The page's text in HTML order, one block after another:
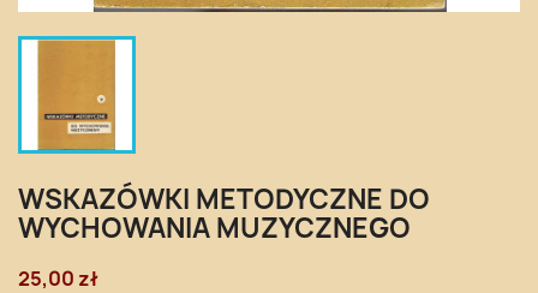
WSKAZÓWKI METODYCZNE DO
WYCHOWANIA MUZYCZNEGO
25,00 zł